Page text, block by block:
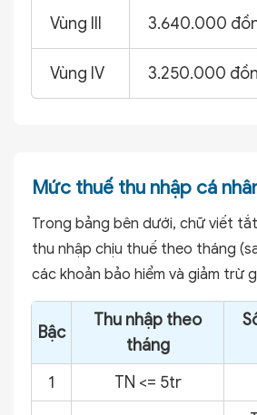
Vùng III 3.640.000
Vùng IV 3.250.000
Mức thuế thu nhập cá
Trong bảng bên dưới, chữ viết
thu nhập chịu thuế theo tháng
các khoản bảo hiểm và giảm trừ
Bậc
Thu nhập theo
tháng
1
TN <= 5tr
Tìm hiểu về thuế
Cục Thuế hướng dẫn
lương, tiền công theo